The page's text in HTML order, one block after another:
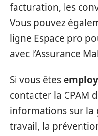
facturation, les
Vous pouvez
ligne Espace pro
avec l’Assurance
Si vous êtes
contacter la CPAM
informations sur la
travail, la